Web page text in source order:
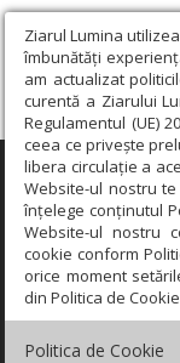
Ziarul Lumina
îmbunătăți
am actualizat
curentă a Ziarului
Regulamentul (UE)
ceea ce privește
libera circulație a
Website-ul nostru
înțelege conținutul
Website-ul nostru
cookie conform
orice moment
din Politica de
Politica de Cookie